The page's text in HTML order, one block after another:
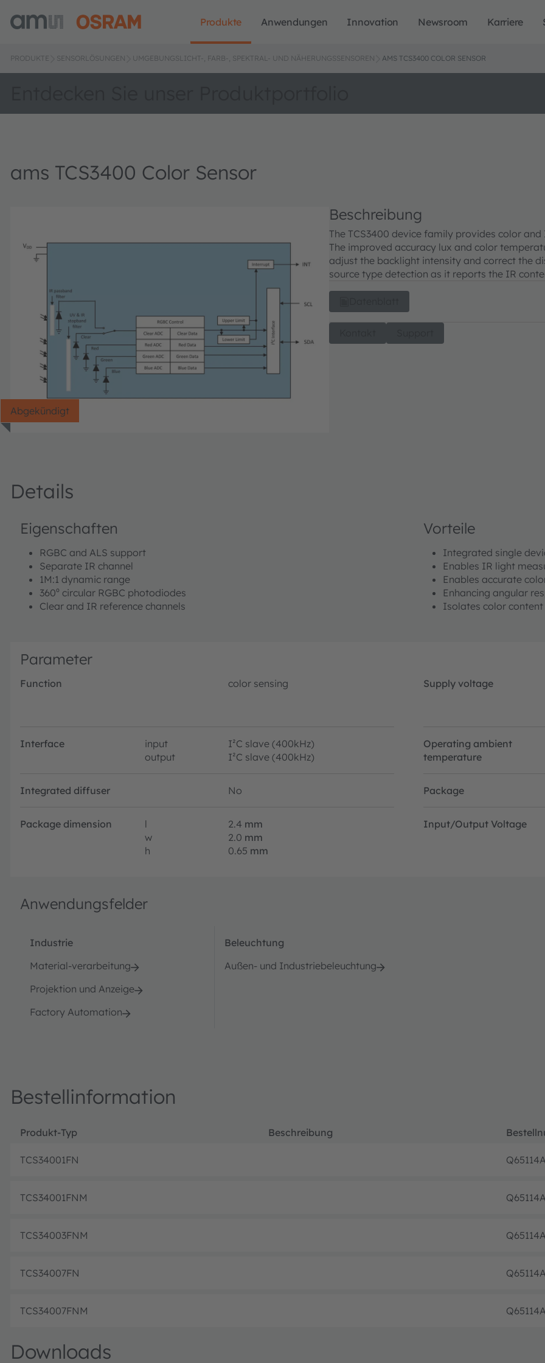
Produkte Anwendungen Innovation Newsroom Karriere
PRODUKTE SENSORLÖSUNGEN UMGEBUNGSLICHT-, FARB-, SPEKTRAL- UND NÄHERUNGSSENSOREN AMS TCS3400 COLOR SENSOR
ams TCS3400 Color Sensor
Abgekündigt
Beschreibung
The TCS3400 device family provides color
The improved accuracy lux and color
adjust the backlight intensity and correct the
source type detection as it reports the IR
Details
Eigenschaften
RGBC and ALS support
Separate IR channel
1M:1 dynamic range
360⁰ circular RGBC photodiodes
Clear and IR reference channels
Vorteile
Integrated single
Enables IR light
Enables accurate
Enhancing angular
Isolates color
Parameter
Function color sensing Supply voltage
Interface input
I²C slave (400kHz)
output
I²C slave (400kHz)
Operating ambient
temperature
Integrated diffuser No Package
Package dimension l 2.4 mm
w
2.0 mm
h
0.65 mm
Input/Output Voltage
Anwendungsfelder
Industrie
Material-verarbeitung
Projektion und Anzeige
Factory Automation
Beleuchtung
Außen- und Industriebeleuchtung
Bestellinformation
Produkt-Typ Beschreibung
TCS34001FN
TCS34001FNM
TCS34003FNM
TCS34007FN
TCS34007FNM
Downloads